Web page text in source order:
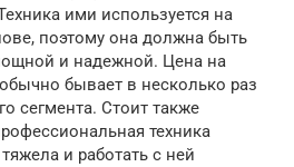
ими используется на
поэтому она должна быть
и надежной. Цена на
бывает в несколько раз
сегмента. Стоит также
техника
и работать с ней